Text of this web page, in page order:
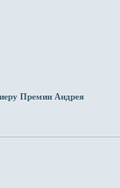
Премии Андрея